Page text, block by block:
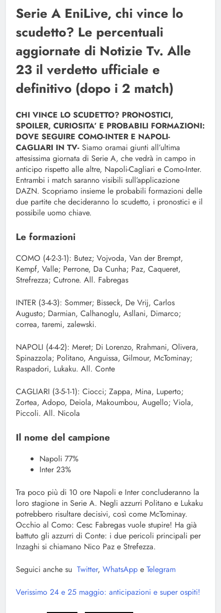
Serie A EniLive, chi vince lo
scudetto? Le percentuali
aggiornate di Notizie Tv. Alle
23 il verdetto ufficiale e
definitivo (dopo i 2 match)
CHI VINCE LO SCUDETTO? PRONOSTICI,
SPOILER, CURIOSITA’ E PROBABILI FORMAZIONI:
DOVE SEGUIRE COMO-INTER E NAPOLI-
CAGLIARI IN TV- Siamo oramai giunti all’ultima
attesissima giornata di Serie A, che vedrà in campo in
anticipo rispetto alle altre, Napoli-Cagliari e Como-Inter.
Entrambi i match saranno visibili sull’applicazione
DAZN. Scopriamo insieme le probabili formazioni delle
due partite che decideranno lo scudetto, i pronostici e il
possibile uomo chiave.
Le formazioni
COMO (4-2-3-1): Butez; Vojvoda, Van der Brempt,
Kempf, Valle; Perrone, Da Cunha; Paz, Caqueret,
Strefrezza; Cutrone. All. Fabregas
INTER (3-4-3): Sommer; Bisseck, De Vrij, Carlos
Augusto; Darmian, Calhanoglu, Asllani, Dimarco;
correa, taremi, zalewski.
NAPOLI (4-4-2): Meret; Di Lorenzo, Rrahmani, Olivera,
Spinazzola; Politano, Anguissa, Gilmour, McTominay;
Raspadori, Lukaku. All. Conte
CAGLIARI (3-5-1-1): Ciocci; Zappa, Mina, Luperto;
Zortea, Adopo, Deiola, Makoumbou, Augello; Viola,
Piccoli. All. Nicola
Il nome del campione
Napoli 77%
Inter 23%
Tra poco più di 10 ore Napoli e Inter concluderanno la
loro stagione in Serie A. Negli azzurri Politano e Lukaku
potrebbero risultare decisivi, così come McTominay.
Occhio al Como: Cesc Fabregas vuole stupire! Ha già
battuto gli azzurri di Conte: i due pericoli principali per
Inzaghi si chiamano Nico Paz e Strefezza.
Seguici anche su Twitter, WhatsApp e Telegram
Verissimo 24 e 25 maggio: anticipazioni e super ospiti!